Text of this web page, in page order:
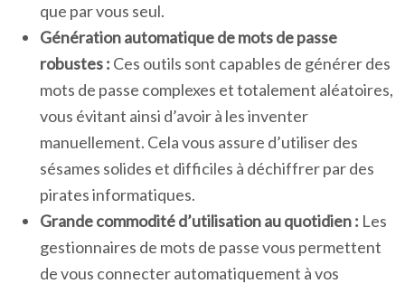
que par vous seul.
Génération automatique de mots de passe
robustes : Ces outils sont capables de générer des
mots de passe complexes et totalement aléatoires,
vous évitant ainsi d’avoir à les inventer
manuellement. Cela vous assure d’utiliser des
sésames solides et difficiles à déchiffrer par des
pirates informatiques.
Grande commodité d’utilisation au quotidien : Les
gestionnaires de mots de passe vous permettent
de vous connecter automatiquement à vos